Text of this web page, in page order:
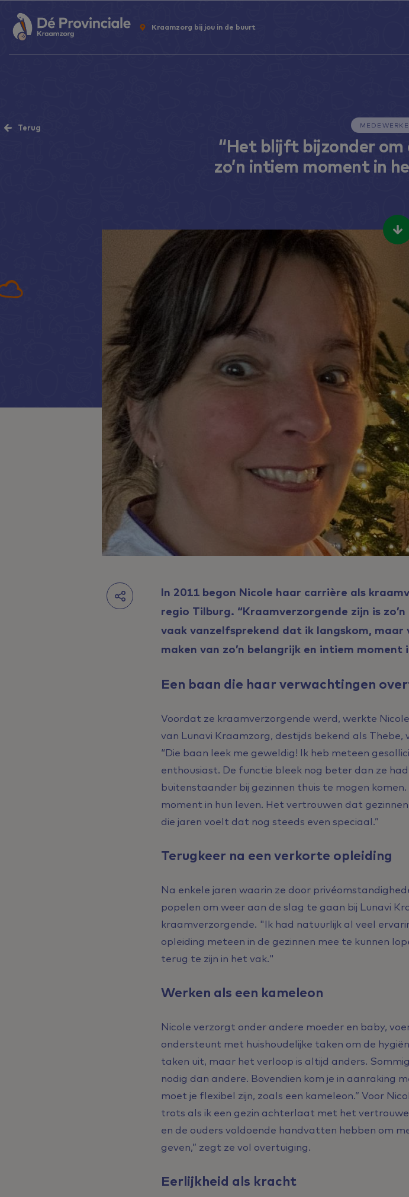
Kraamzorg bij jou in de buurt
Terug
“Het blijft bijzonder om
zo’n intiem moment in
In 2011 begon Nicole haar carrière als
regio Tilburg. “Kraamverzorgende zijn is
vaak vanzelfsprekend dat ik langskom,
maken van zo’n belangrijk en intiem moment
Een baan die haar verwachtingen
Voordat ze kraamverzorgende werd, werkte
van Lunavi Kraamzorg, destijds bekend als
“Die baan leek me geweldig! Ik heb meteen
enthousiast. De functie bleek nog beter dan ze
buitenstaander bij gezinnen thuis te mogen
moment in hun leven. Het vertrouwen dat
die jaren voelt dat nog steeds even speciaal.”
Terugkeer na een verkorte opleiding
Na enkele jaren waarin ze door
popelen om weer aan de slag te gaan bij Lunavi
kraamverzorgende. "Ik had natuurlijk al veel
opleiding meteen in de gezinnen mee te kunnen
terug te zijn in het vak."
Werken als een kameleon
Nicole verzorgt onder andere moeder en baby,
ondersteunt met huishoudelijke taken om de
taken uit, maar het verloop is altijd anders.
nodig dan andere. Bovendien kom je in aanraking
moet je flexibel zijn, zoals een kameleon.” Voor
trots als ik een gezin achterlaat met het
en de ouders voldoende handvatten hebben om
geven,” zegt ze vol overtuiging.
Eerlijkheid als kracht